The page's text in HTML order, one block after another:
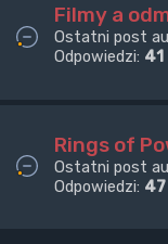
Filmy a
Ostatni post
Odpowiedzi: 41
Rings of
Ostatni post
Odpowiedzi: 47